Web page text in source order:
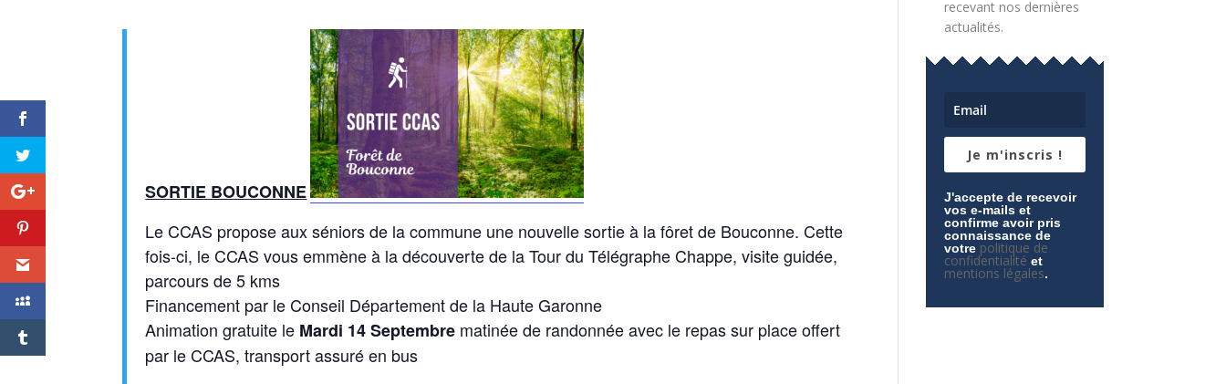
SORTIE BOUCONNE
Le CCAS propose aux séniors de la commune une nouvelle sortie à la fôret de Bouconne. Cette
fois-ci, le CCAS vous emmène à la découverte de la Tour du Télégraphe Chappe, visite guidée,
parcours de 5 kms
Financement par le Conseil Département de la Haute Garonne
Animation gratuite le Mardi 14 Septembre matinée de randonnée avec le repas sur place offert
par le CCAS, transport assuré en bus
recevant nos dernières
actualités.
Je m'inscris !
J'accepte de recevoir
vos e-mails et
confirme avoir pris
connaissance de
votre politique de
confidentialité et
mentions légales.